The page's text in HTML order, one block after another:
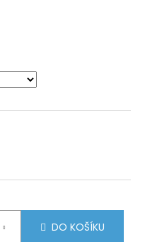
DO KOŠÍKU